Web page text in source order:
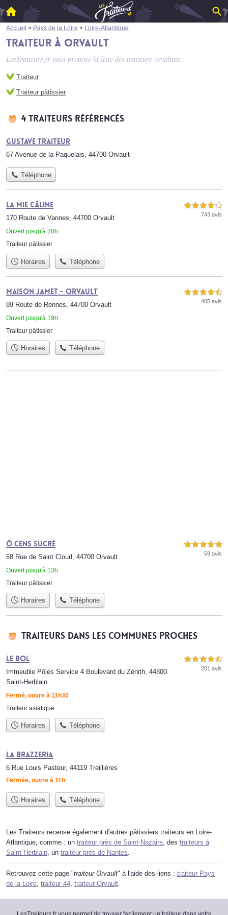
Accueil > Pays de la Loire > Loire-Atlantique
Traiteur à Orvault
LesTraiteurs.fr vous propose la liste des traiteurs orvaltais.
Traiteur
Traiteur pâtissier
4 traiteurs référencés
Gustave Traiteur
67 Avenue de la Paquelais, 44700 Orvault
Téléphone
La Mie Câline
170 Route de Vannes, 44700 Orvault
Ouvert jusqu'à 20h
4,0 étoiles sur 5
743 avis
Traiteur pâtissier
Horaires Téléphone
Maison Jamet - Orvault
89 Route de Rennes, 44700 Orvault
Ouvert jusqu'à 19h
4,5 étoiles sur 5
405 avis
Traiteur pâtissier
Horaires Téléphone
Ô Cens Sucré
68 Rue de Saint Cloud, 44700 Orvault
Ouvert jusqu'à 13h
5,0 étoiles sur 5
59 avis
Traiteur pâtissier
Horaires Téléphone
Traiteurs dans les communes proches
Le Bol
Immeuble Pôles Service 4 Boulevard du Zénith, 44800
Saint-Herblain
Fermé, ouvre à 11h30
4,5 étoiles sur 5
201 avis
Traiteur asiatique
Horaires Téléphone
La Brazzeria
6 Rue Louis Pasteur, 44119 Treillières
Fermée, ouvre à 11h
Horaires Téléphone
Les Traiteurs recense également d'autres pâtissiers traiteurs en Loire-
Atlantique, comme : un traiteur près de Saint-Nazaire, des traiteurs à
Saint-Herblain, un traiteur près de Nantes.
Retrouvez cette page "traiteur Orvault" à l'aide des liens : traiteur Pays
de la Loire, traiteur 44, traiteur Orvault.